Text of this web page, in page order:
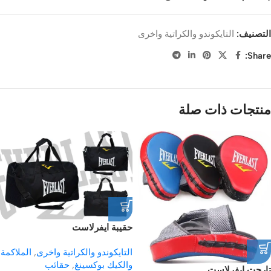
التصنيف: التايكوندو والكراتية واخرى
Share:
منتجات ذات صلة
حقيبة ايفرلاست
التايكوندو والكراتية واخرى, الملاكمة
والكيك بوكسينغ, حقائب